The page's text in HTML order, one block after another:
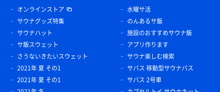
オンラインストア
サウナグッズ特集
サウナハット
サ飯スウェット
さうないきたいスウェット
2021年 夏 その1
2021年 夏 その1
水曜サ活
のんあるサ飯
施設のおすすめサウナ飯
アプリ作ります
サウナ楽しむ検索
サバス 移動型サウナバス
サバス 2号車